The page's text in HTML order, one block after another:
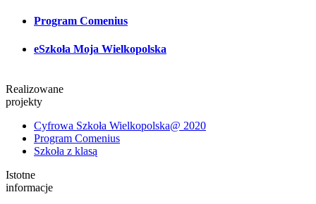
Program Comenius
eSzkoła Moja Wielkopolska
Realizowane
projekty
Cyfrowa Szkoła Wielkopolska@ 2020
Program Comenius
Szkoła z klasą
Istotne
informacje